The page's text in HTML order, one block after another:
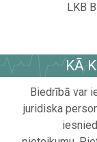
LKB
KĀ
Biedrībā var
juridiska